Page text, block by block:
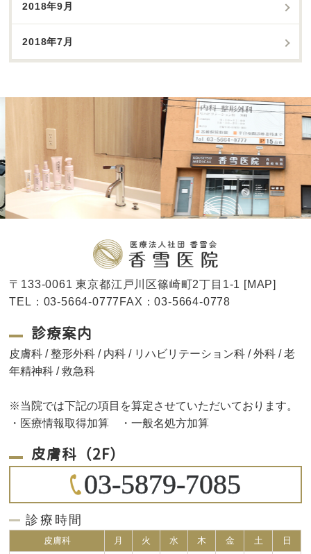
2018年9月
2018年7月
〒133-0061 東京都江戸川区篠崎町2丁目1-1 [MAP]
TEL：03-5664-0777FAX：03-5664-0778
診療案内
皮膚科 / 整形外科 / 内科 / リハビリテーション科 / 外科 / 老
年精神科 / 救急科
※当院では下記の項目を算定させていただいております。
・医療情報取得加算 ・一般名処方加算
皮膚科（2F）
03-5879-7085
診療時間
皮膚科 月 火 水 木 金 土 日